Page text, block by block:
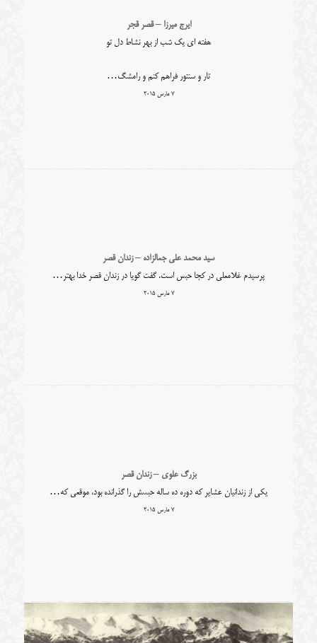
ایرج میرزا – قصر قجر
هفته ای یک شب از بهر نشاط دل تو
تار و سنتور فراهم کنم و رامشگ…
7 مارس 2015
سید محمد علی جمالزاده – زندان قصر
پرسیدم غلامعلی در کجا حبس است. گفت گویا در زندان قصر خدا بهتر…
7 مارس 2015
بزرگ علوی – زندان قصر
یکی از زندانیان عشایر که دوره ده ساله حبسش را گذرانده بود، موقعی که…
7 مارس 2015